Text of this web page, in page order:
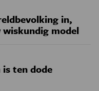
in,
model
is ten dode